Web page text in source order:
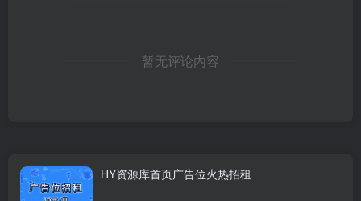
暂无评论内容
HY资源库首页广告位火热招租